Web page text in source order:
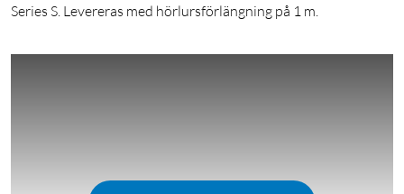
Series S. Levereras med hörlursförlängning på 1 m.